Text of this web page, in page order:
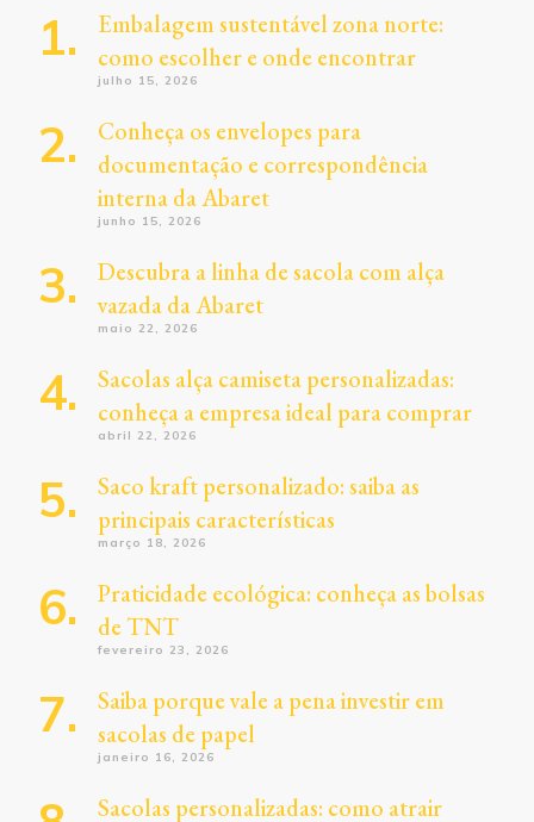
Embalagem sustentável zona norte:
como escolher e onde encontrar
julho 15, 2026
Conheça os envelopes para
documentação e correspondência
interna da Abaret
junho 15, 2026
Descubra a linha de sacola com alça
vazada da Abaret
maio 22, 2026
Sacolas alça camiseta personalizadas:
conheça a empresa ideal para comprar
abril 22, 2026
Saco kraft personalizado: saiba as
principais características
março 18, 2026
Praticidade ecológica: conheça as bolsas
de TNT
fevereiro 23, 2026
Saiba porque vale a pena investir em
sacolas de papel
janeiro 16, 2026
Sacolas personalizadas: como atrair